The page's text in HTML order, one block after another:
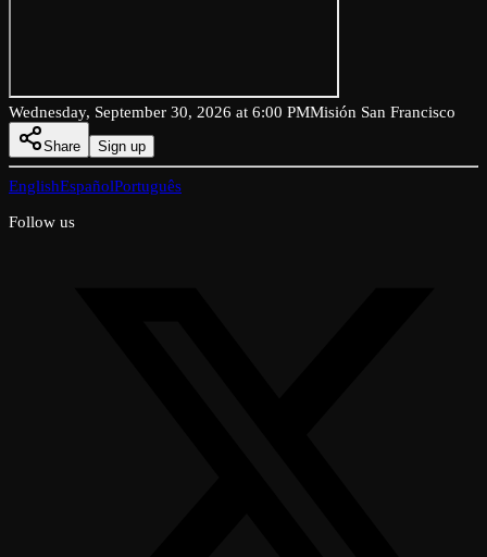
Wednesday, September 30, 2026 at 6:00 PMMisión San Francisco
Share Sign up
EnglishEspañolPortuguês
Follow us